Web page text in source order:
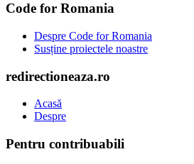
Code for Romania
Despre Code for Romania
Susține proiectele noastre
redirectioneaza.ro
Acasă
Despre
Pentru contribuabili